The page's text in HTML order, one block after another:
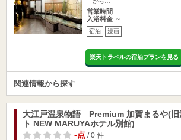
営業時間
入浴料金 ～
宿泊 漫画
楽天トラベルの宿泊プランを見る
関連情報から探す
大江戸温泉物語 Premium 加賀まるや(旧
ト NEW MARUYAホテル別館)
-点/ 0 件